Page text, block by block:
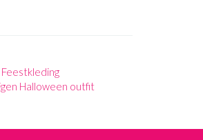
Feestkleding
Halloween outfit